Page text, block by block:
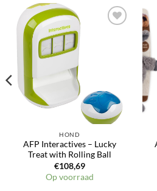
HOND
AFP Interactives – Lucky
Treat with Rolling Ball
€108,69
Op voorraad